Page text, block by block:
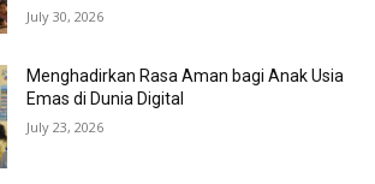
July 30, 2026
Menghadirkan Rasa Aman bagi Anak Usia
Emas di Dunia Digital
July 23, 2026